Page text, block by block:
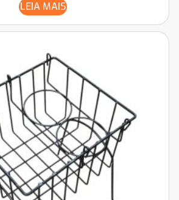
LEIA MAIS